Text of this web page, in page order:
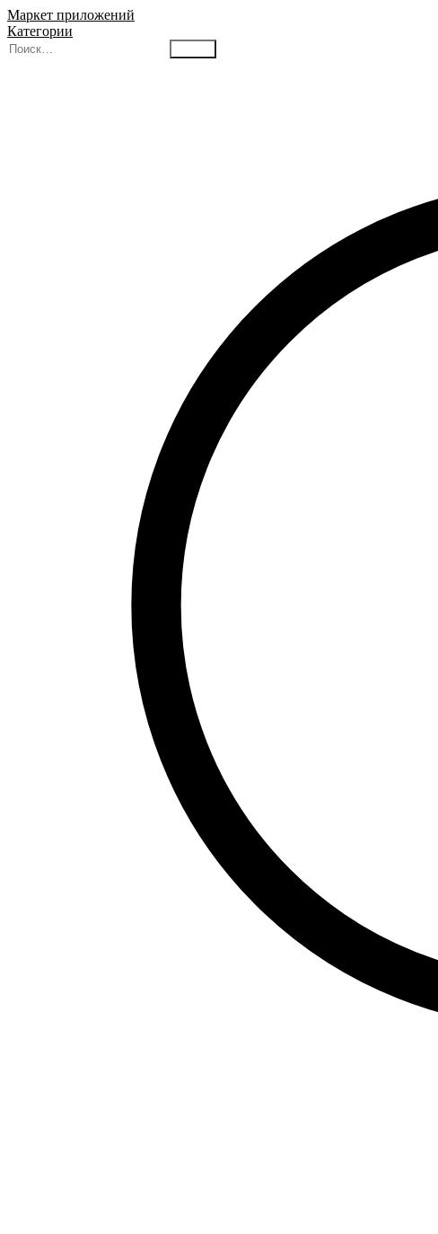
Маркет приложений
Категории